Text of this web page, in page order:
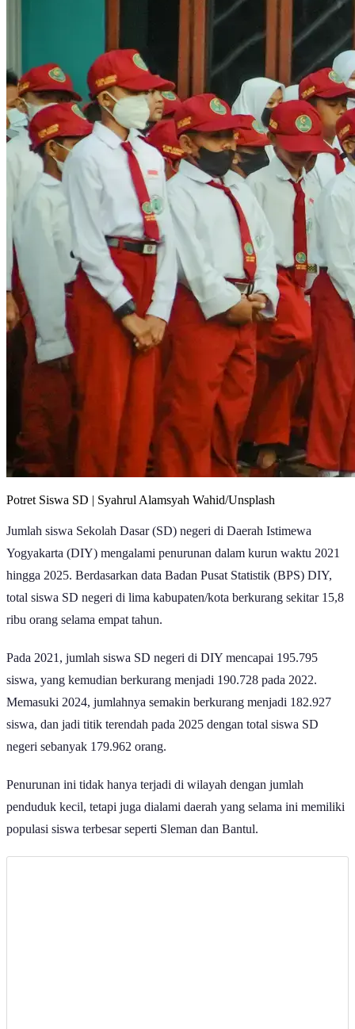
Potret Siswa SD | Syahrul Alamsyah Wahid/Unsplash
Jumlah siswa Sekolah Dasar (SD) negeri di Daerah Istimewa
Yogyakarta (DIY) mengalami penurunan dalam kurun waktu 2021
hingga 2025. Berdasarkan data Badan Pusat Statistik (BPS) DIY,
total siswa SD negeri di lima kabupaten/kota berkurang sekitar 15,8
ribu orang selama empat tahun.
Pada 2021, jumlah siswa SD negeri di DIY mencapai 195.795
siswa, yang kemudian berkurang menjadi 190.728 pada 2022.
Memasuki 2024, jumlahnya semakin berkurang menjadi 182.927
siswa, dan jadi titik terendah pada 2025 dengan total siswa SD
negeri sebanyak 179.962 orang.
Penurunan ini tidak hanya terjadi di wilayah dengan jumlah
penduduk kecil, tetapi juga dialami daerah yang selama ini memiliki
populasi siswa terbesar seperti Sleman dan Bantul.